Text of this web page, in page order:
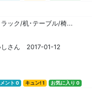
ック/机･テーブル/椅...
しさん 2017-01-12
ント 0 キュン! 1 お気に入り 0